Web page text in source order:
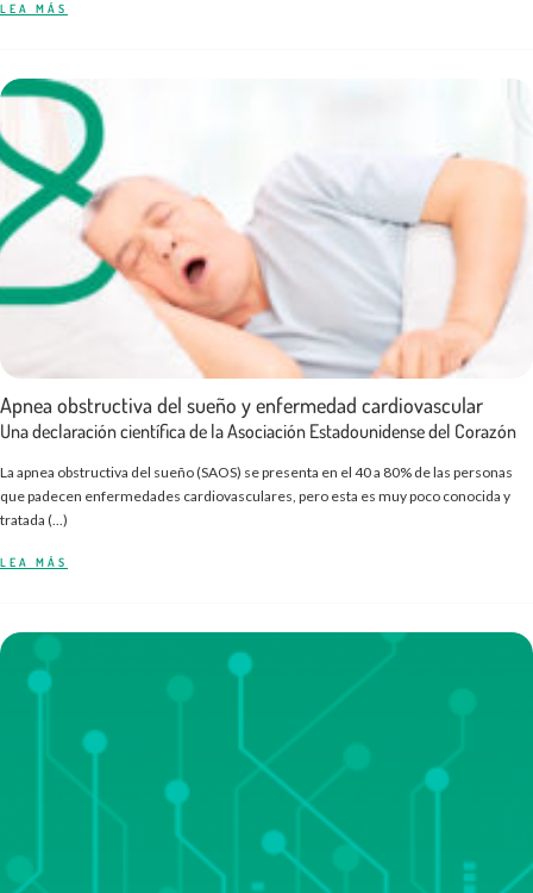
LEA MÁS
Apnea obstructiva del sueño y enfermedad cardiovascular
Una declaración científica de la Asociación Estadounidense del Corazón
La apnea obstructiva del sueño (SAOS) se presenta en el 40 a 80% de las personas
que padecen enfermedades cardiovasculares, pero esta es muy poco conocida y
tratada (...)
LEA MÁS